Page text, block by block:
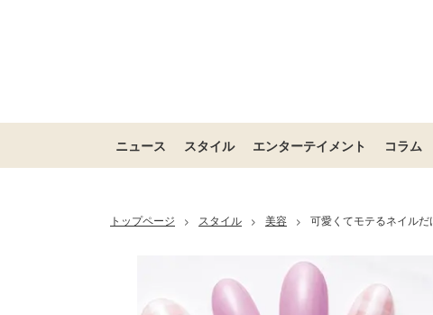
ニュース スタイル エンターテイメント コラム
トップページ > スタイル > 美容 > 可愛くてモテるネイルだ